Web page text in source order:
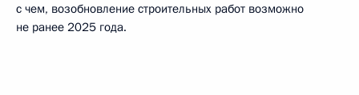
с чем, возобновление строительных работ возможно
не ранее 2025 года.